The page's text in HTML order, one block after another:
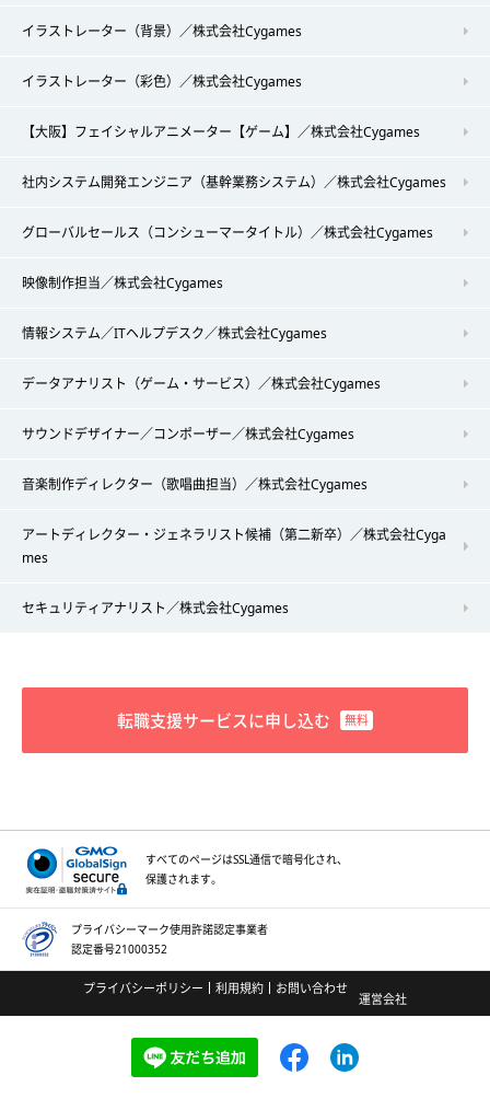
イラストレーター（背景）／株式会社Cygames
イラストレーター（彩色）／株式会社Cygames
【大阪】フェイシャルアニメーター【ゲーム】／株式会社Cygames
社内システム開発エンジニア（基幹業務システム）／株式会社Cygames
グローバルセールス（コンシューマータイトル）／株式会社Cygames
映像制作担当／株式会社Cygames
情報システム／ITヘルプデスク／株式会社Cygames
データアナリスト（ゲーム・サービス）／株式会社Cygames
サウンドデザイナー／コンポーザー／株式会社Cygames
音楽制作ディレクター（歌唱曲担当）／株式会社Cygames
アートディレクター・ジェネラリスト候補（第二新卒）／株式会社Cyga
mes
セキュリティアナリスト／株式会社Cygames
転職支援サービスに申し込む
すべてのページはSSL通信で暗号化され、
保護されます。
プライバシーマーク使用許諾認定事業者
認定番号21000352
プライバシーポリシー 利用規約 お問い合わせ
運営会社